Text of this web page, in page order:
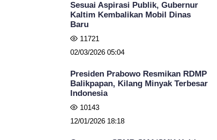
Sesuai Aspirasi Publik, Gubernur
Kaltim Kembalikan Mobil Dinas
Baru
11721
02/03/2026 05:04
Presiden Prabowo Resmikan RDMP
Balikpapan, Kilang Minyak Terbesar
Indonesia
10143
12/01/2026 18:18